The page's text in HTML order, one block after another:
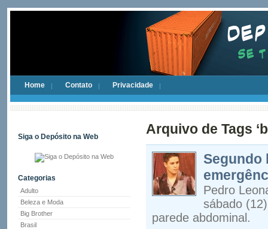
Home Contato Privacidade
Siga o Depósito na Web
Categorias
Adulto
Beleza e Moda
Big Brother
Brasil
Arquivo de Tags
Segundo
Pedro
sábado
parede abdominal.